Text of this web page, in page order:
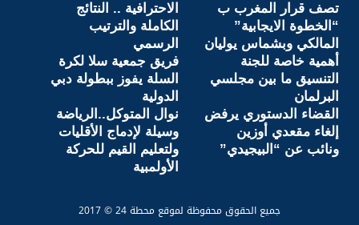
تصف قرار المغرب ب
“الخطوة الايجابية”
المالكي وبشماس يوليان
أهمية خاصة للجنة
التنسيق ما بين مجلسي
البرلمان
القضاء الدستوري يرفض
إلغاء مقعدي أوزين
ونائب عن “البيجيدي”
الاحترافية .. النتائج
الكاملة والترتيب
الرسمي
فريق جمعية سلا لكرة
السلة يفوز ببطولة دبي
الدولية
نوال المتوكل..الرياضة
وسيلة لإدماج الأقليات
ولتعليم القيم للحركة
الأولمبية
جميع الحقوق محفوظة لموقع محطة 24 © 2017